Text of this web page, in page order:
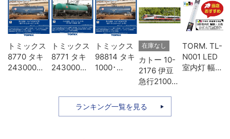
トミックス
8770 タキ
243000形
トミックス
8771 タキ
243000形
トミックス
98814 タキ
1000･
輸送 8両セ
ット
在庫なし
カトー 10-
2176 伊豆
急行2100系
7両セット
TORM. TL-
N001 LED
室内灯 幅狭
ランキング一覧を見る